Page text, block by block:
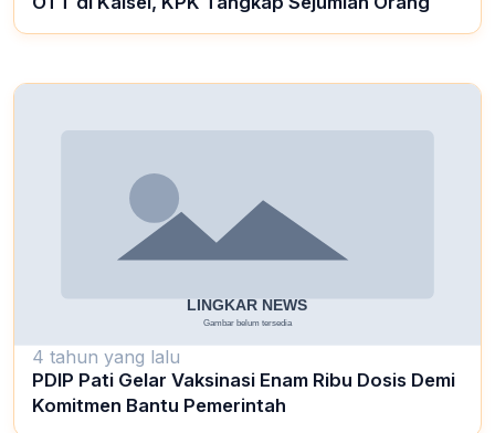
4 tahun yang lalu
PDIP Pati Gelar Vaksinasi Enam Ribu Dosis Demi
Komitmen Bantu Pemerintah